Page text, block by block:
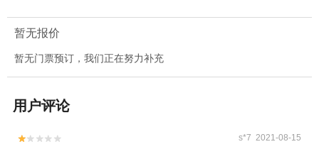
暂无报价
暂无门票预订，我们正在努力补充
用户评论

 s*7 2021-08-15